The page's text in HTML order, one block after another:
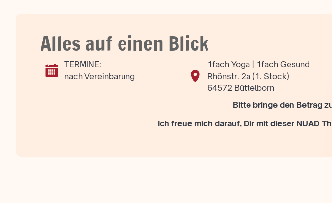
Alles auf einen Blick
TERMINE:
nach Vereinbarung
1fach Yoga | 1fach Gesund
Rhönstr. 2a (1. Stock)
64572 Büttelborn
Bitte bringe den Betrag
Ich freue mich darauf, Dir mit dieser NUAD